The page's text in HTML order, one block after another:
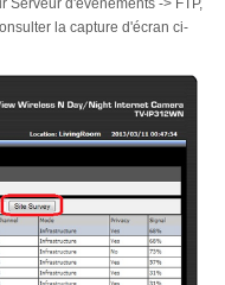
la capture d'écran ci-